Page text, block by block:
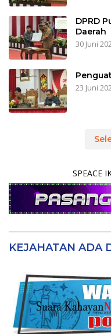
DPRD
Daerah
30 Juni
23 Juni
KEJAHATAN ADA